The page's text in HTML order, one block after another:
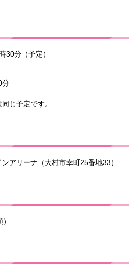
30分（予定）
分
じ予定です。
アリーナ（大村市幸町25番地33）